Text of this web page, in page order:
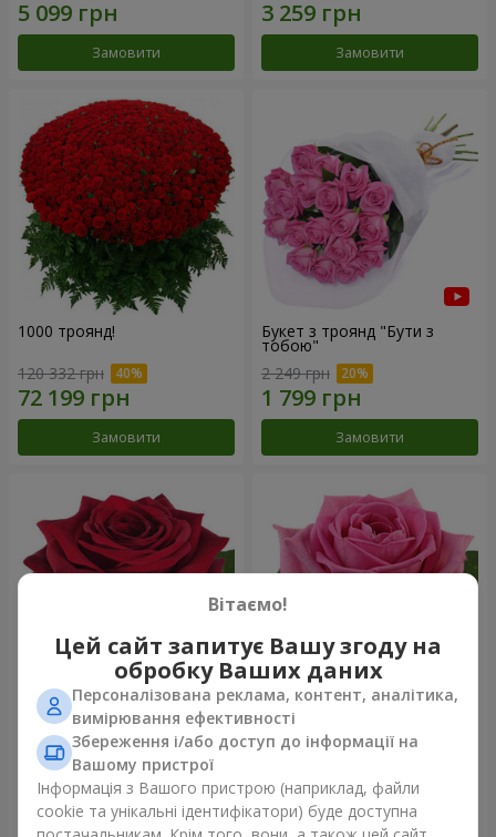
Замовити Замовити
1000 троянд!
120 332 грн
Замовити
Букет з троянд "Бути з
тобою"
2 249 грн
Замовити
Червона троянда
(поштучно)
Замовити
Рожева троянда (поштучно)
Замовити
Вітаємо!
Цей сайт запитує Вашу згоду на
обробку Ваших даних
Персоналізована реклама, контент, аналітика,
вимірювання ефективності
Збереження і/або доступ до інформації на
Вашому пристрої
Інформація з Вашого пристрою (наприклад, файли
cookie та унікальні ідентифікатори) буде доступна